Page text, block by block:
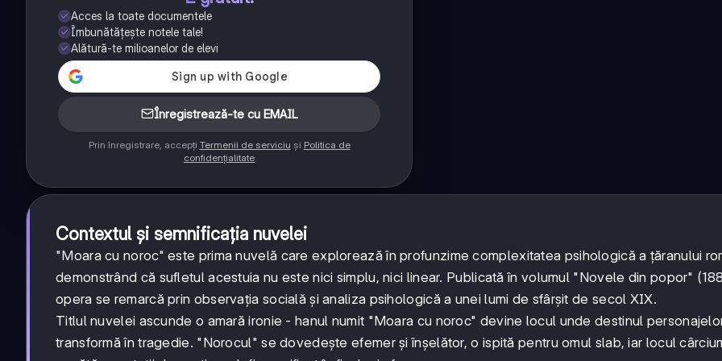
Acces la toate documentele
Îmbunătățește notele tale!
Alătură-te milioanelor de elevi
Înregistrează-te cu EMAIL
Prin înregistrare, accepți Termenii de serviciu și Politica de
confidențialitate
Contextul și semnificația nuvelei
"Moara cu noroc" este prima nuvelă care explorează în profunzime complexitatea psihologică a țăranului
demonstrând că sufletul acestuia nu este nici simplu, nici linear. Publicată în volumul "Novele din popor"
opera se remarcă prin observația socială și analiza psihologică a unei lumi de sfârșit de secol XIX.
Titlul nuvelei ascunde o amară ironie - hanul numit "Moara cu noroc" devine locul unde destinul
transformă în tragedie. "Norocul" se dovedește efemer și înșelător, o ispită pentru omul slab, iar locul